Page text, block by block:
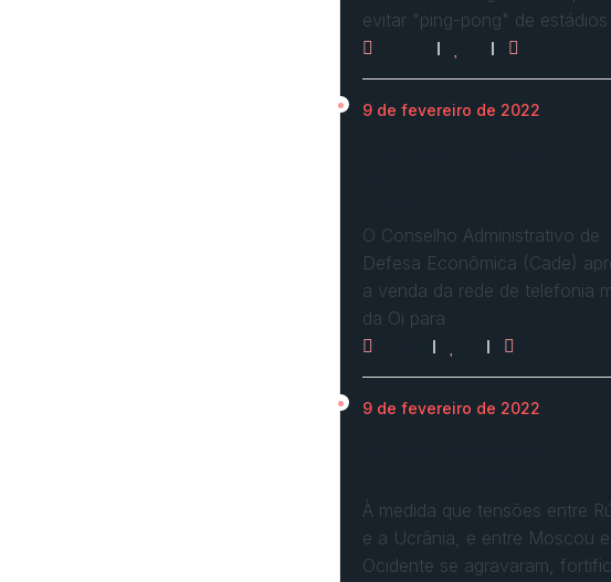
evitar "ping-pong" de estádios
9 de fevereiro de 2022
O Conselho Administrativo de
Defesa Econômica (Cade)
a venda da rede de telefonia
da Oi para
9 de fevereiro de 2022
À medida que tensões entre
e a Ucrânia, e entre Moscou
Ocidente se agravaram,